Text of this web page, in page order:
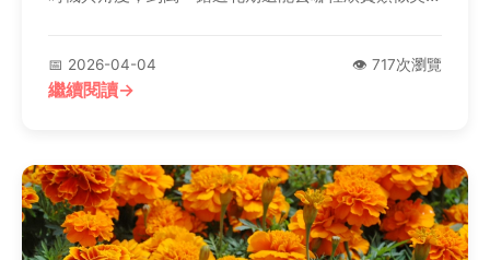
📅 2026-04-04 👁️ 717次瀏覽
繼續閱讀